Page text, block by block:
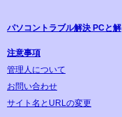
パソコントラブル解決 PCと解
注意事項
管理人について
お問い合わせ
サイト名とURLの変更